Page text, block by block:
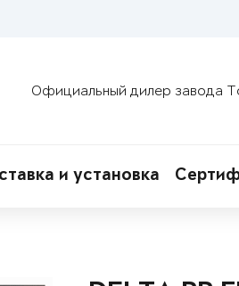
Официальный дилер завода
и установка